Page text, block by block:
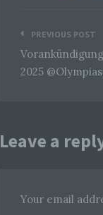
PREVIOUS POST
2025
Leave a
Your email